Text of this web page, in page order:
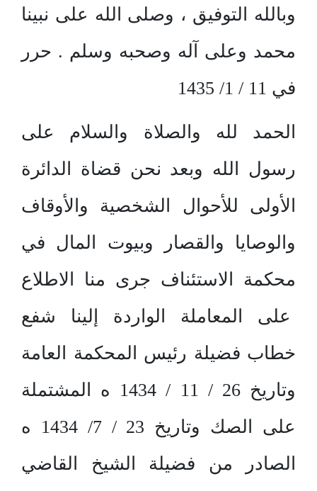
وبالله التوفيق ، وصلى الله على نبينا
محمد وعلى آله وصحبه وسلم . حرر
في 11 / 1/ 1435
الحمد لله والصلاة والسلام على
رسول الله وبعد نحن قضاة الدائرة
الأولى للأحوال الشخصية والأوقاف
والوصايا والقصار وبيوت المال في
محكمة الاستئناف جرى منا الاطلاع
على المعاملة الواردة إلينا شفع
خطاب فضيلة رئيس المحكمة العامة
وتاريخ 26 / 11 / 1434 ه المشتملة
على الصك وتاريخ 23 / 7/ 1434 ه
الصادر من فضيلة الشيخ القاضي